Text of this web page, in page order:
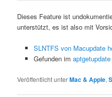
Dieses Feature ist
unterstützt, es ist also mit
SLNTFS von Macupdate
Gefunden im
Veröffentlicht unterMac & Apple,